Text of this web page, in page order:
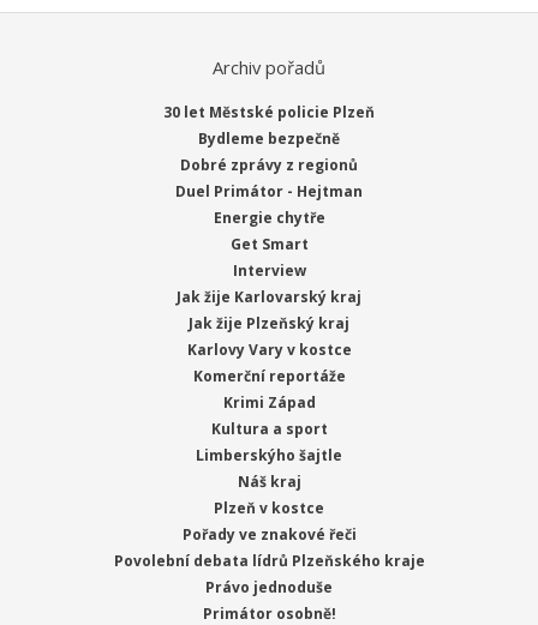
Archiv pořadů
30 let Městské policie Plzeň
Bydleme bezpečně
Dobré zprávy z regionů
Duel Primátor - Hejtman
Energie chytře
Get Smart
Interview
Jak žije Karlovarský kraj
Jak žije Plzeňský kraj
Karlovy Vary v kostce
Komerční reportáže
Krimi Západ
Kultura a sport
Limberskýho šajtle
Náš kraj
Plzeň v kostce
Pořady ve znakové řeči
Povolební debata lídrů Plzeňského kraje
Právo jednoduše
Primátor osobně!